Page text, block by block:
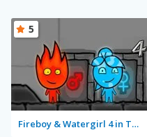
Fireboy & Watergirl 4 in The Crystal Temple
5